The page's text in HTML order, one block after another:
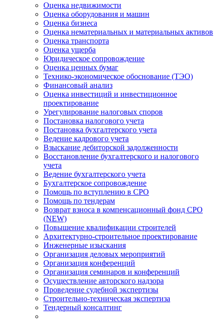
Оценка недвижимости
Оценка оборудования и машин
Оценка бизнеса
Оценка нематериальных и материальных активов
Оценка транспорта
Оценка ущерба
Юридическое сопровождение
Оценка ценных бумаг
Технико-экономическое обоснование (ТЭО)
Финансовый анализ
Оценка инвестиций и инвестиционное
проектирование
Урегулирование налоговых споров
Постановка налогового учета
Постановка бухгалтерского учета
Ведение кадрового учета
Взыскание дебиторской задолженности
Восстановление бухгалтерского и налогового
учета
Ведение бухгалтерского учета
Бухгалтерское сопровождение
Помощь по вступлению в СРО
Помощь по тендерам
Возврат взноса в компенсационный фонд СРО
(NEW)
Повышение квалификации строителей
Архитектурно-строительное проектирование
Инженерные изыскания
Организация деловых мероприятий
Организация конференций
Организация семинаров и конференций
Осуществление авторского надзора
Проведение судебной экспертизы
Строительно-техническая экспертиза
Тендерный консалтинг